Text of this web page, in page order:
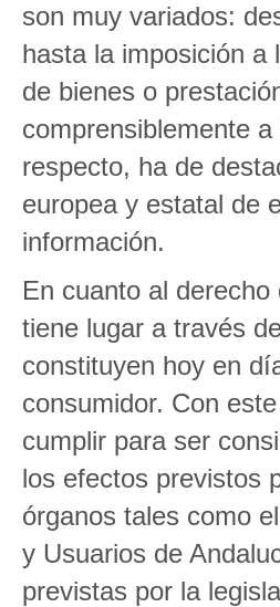
son muy variados:
hasta la imposición a
de bienes o
comprensiblemente
respecto, ha de
europea y estatal de
información.
En cuanto al
tiene lugar a través
constituyen hoy en
consumidor. Con
cumplir para ser
los efectos previstos
órganos tales como
y Usuarios de
previstas por la